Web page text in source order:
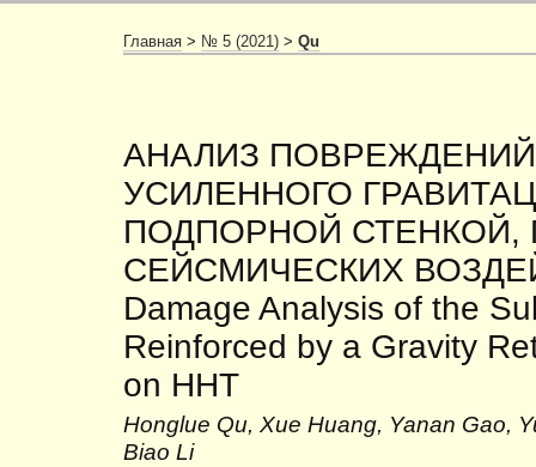
Главная > № 5 (2021) > Qu
АНАЛИЗ
УСИЛЕННОГО
ПОДПОРНОЙ СТЕНКОЙ,
СЕЙСМИЧЕСКИХ
Damage Analysis of the
Reinforced by a Gravity
on HHT
Honglue Qu, Xue Huang, Yanan Gao,
Biao Li